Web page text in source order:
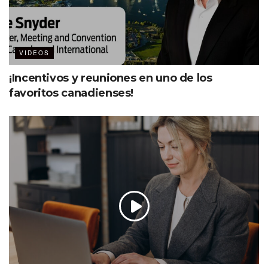
VIDEOS
¡Incentivos y reuniones en uno de los
favoritos canadienses!